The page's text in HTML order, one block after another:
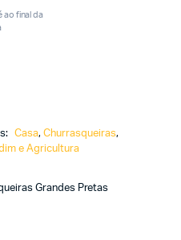
ao final da
Casa, Churrasqueiras,
e Agricultura
Grandes Pretas